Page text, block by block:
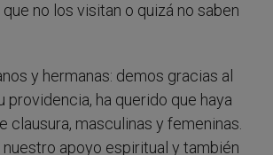
no los visitan o quizá no saben
y hermanas: demos gracias al
providencia, ha querido que haya
clausura, masculinas y femeninas.
nuestro apoyo espiritual y también